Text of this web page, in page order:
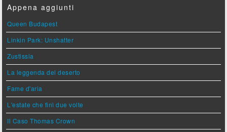
Appena aggiunti
Queen Budapest
Linkin Park: Unshatter
Zustissia
La leggenda del deserto
Fame d'aria
L'estate che finì due volte
Il Caso Thomas Crown